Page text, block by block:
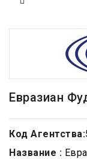
Евразиан
Код Агентства:
Название :